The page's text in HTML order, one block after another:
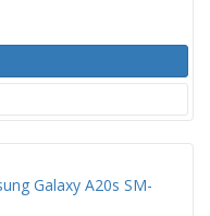
Galaxy A20s SM-